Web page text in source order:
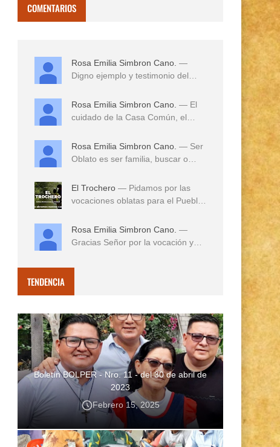
COMENTARIOS
Rosa Emilia Simbron Cano. —
Digno ejemplo y testimonio del
Rosa Emilia Simbron Cano. — El
cuidado de la Casa Común, el
Rosa Emilia Simbron Cano. — Ser
Oblato es ser familia, buscar o
El Trochero — Pidamos por las
vocaciones oblatas para el Pueblo
Rosa Emilia Simbron Cano. —
Gracias Señor por la vocación y
TENDENCIA
Boletín BOLPER - Nro. 11 - del 30 de abril de
2023
Febrero 15, 2025